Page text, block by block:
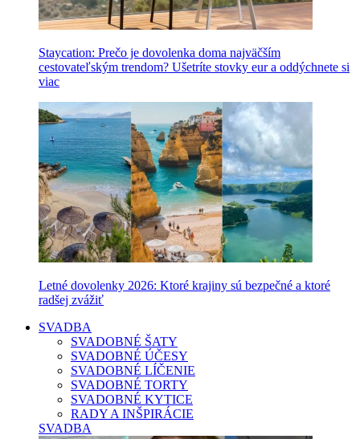
Staycation: Prečo je dovolenka doma najväčším
cestovateľským trendom? Ušetríte stovky eur a oddýchnete si
viac
Letné dovolenky 2026: Ktoré krajiny sú bezpečné a ktoré
radšej zvážiť
SVADBA
SVADOBNÉ ŠATY
SVADOBNÉ ÚČESY
SVADOBNÉ LÍČENIE
SVADOBNÉ TORTY
SVADOBNÉ KYTICE
RADY A INŠPIRÁCIE
SVADBA